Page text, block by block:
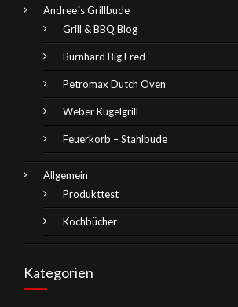
Andree´s Grillbude
Grill & BBQ Blog
Burnhard Big Fred
Petromax Dutch Oven
Weber Kugelgrill
Feuerkorb – Stahlbude
Allgemein
Produkttest
Kochbücher
Kategorien